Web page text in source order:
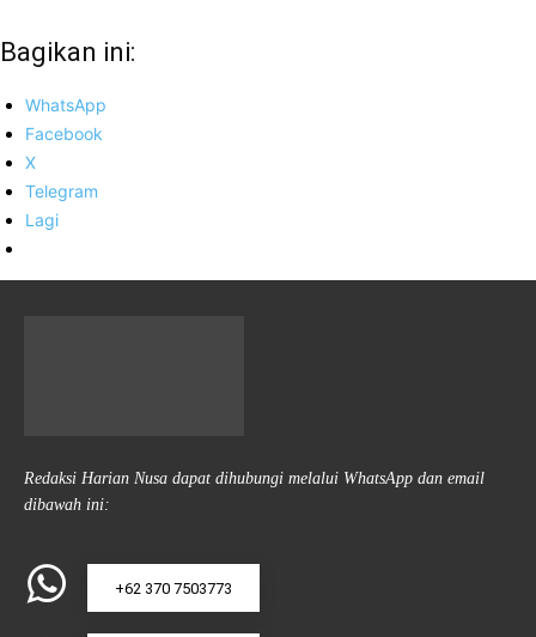
Bagikan ini:
WhatsApp
Facebook
X
Telegram
Lagi
Redaksi Harian Nusa dapat dihubungi melalui WhatsApp dan email
dibawah ini:
+62 370 7503773